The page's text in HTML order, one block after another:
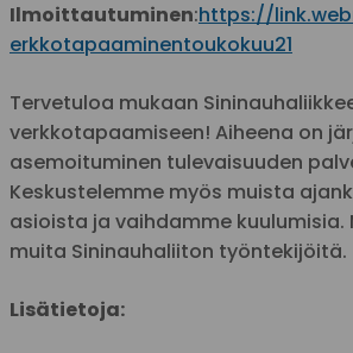
Ilmoittautuminen:https://
erkkotapaaminentoukokuu21
Tervetuloa mukaan
verkkotapaamiseen! Aiheena on
asemoituminen tulevaisuuden
Keskustelemme myös muista
asioista ja vaihdamme kuulumisia.
muita Sininauhaliiton työntekijöitä.
Lisätietoja: